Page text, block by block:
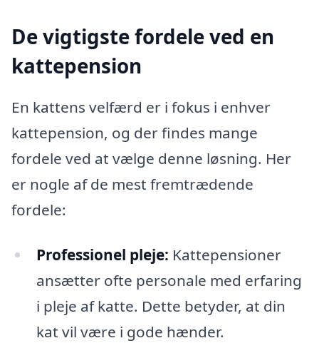
De vigtigste fordele ved en
kattepension
En kattens velfærd er i fokus i enhver
kattepension, og der findes mange
fordele ved at vælge denne løsning. Her
er nogle af de mest fremtrædende
fordele:
Professionel pleje: Kattepensioner
ansætter ofte personale med erfaring
i pleje af katte. Dette betyder, at din
kat vil være i gode hænder.